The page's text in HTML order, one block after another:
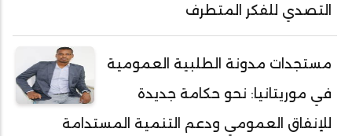
أحمد ولد محمد ديدي
أحمد ولد محمدو
أحمد ولد نافع
أحمد ولد يحيى
أحمدا كلي
التصدي للفكر المتطرف
مستجدات مدونة الطلبية العمومية
في موريتانيا: نحو حكامة جديدة
للإنفاق العمومي ودعم التنمية المستدامة